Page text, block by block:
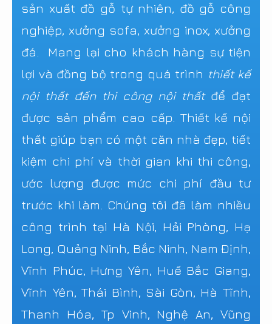
sản xuất đồ gỗ tự nhiên, đồ gỗ công
nghiệp, xưởng sofa, xưởng inox, xưởng
đá. Mang lại cho khách hàng sự tiện
lợi và đồng bộ trong quá trình thiết kế
nội thất đến thi công nội thấtđể đạt
được sản phẩm cao cấp. Thiết kế nội
thất giúp bạn có một căn nhà đẹp, tiết
kiệm chi phí và thời gian khi thi công,
ước lượng được mức chi phí đầu tư
trước khi làm. Chúng tôi đã làm nhiều
công trình tại Hà Nội, Hải Phòng, Hạ
Long, Quảng Ninh, Bắc Ninh, Nam Định,
Vĩnh Phúc, Hưng Yên, Huế Bắc Giang,
Vĩnh Yên, Thái Bình, Sài Gòn, Hà Tĩnh,
Thanh Hóa, Tp Vinh, Nghệ An, Vũng